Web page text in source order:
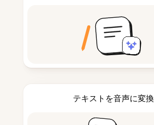
テキストを音声に変換